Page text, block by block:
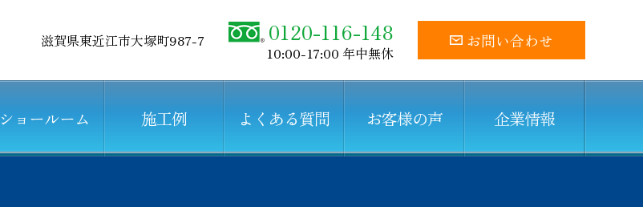
滋賀県東近江市大塚町987-7 0120-116-148
10:00-17:00 年中無休
お問い合わせ
ショールーム 施工例 よくある質問 お客様の声 企業情報